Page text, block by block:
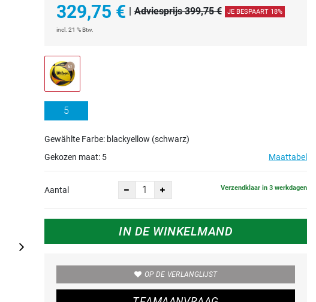
329,75 € Adviesprijs 399,75 € JE BESPAART 18%
incl. 21 % Btw.
5
Gewählte Farbe: blackyellow (schwarz)
Gekozen maat: 5 Maattabel
Aantal Verzendklaar in 3 werkdagen
IN DE WINKELMAND
OP DE VERLANGLIJST